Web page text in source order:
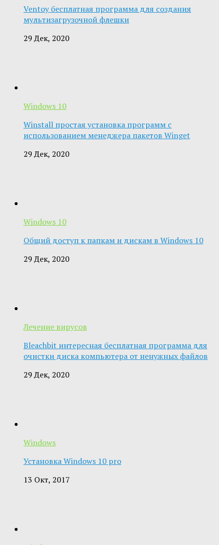
Ventoy бесплатная программа для создания
мультизагрузочной флешки
29 Дек, 2020
Windows 10
Winstall простая установка программ с
использованием менеджера пакетов Winget
29 Дек, 2020
Windows 10
Общий доступ к папкам и дискам в Windows 10
29 Дек, 2020
Лечение вирусов
Bleachbit интересная бесплатная программа для
очистки диска компьютера от ненужных файлов
29 Дек, 2020
Windows
Установка Windows 10 pro
13 Окт, 2017